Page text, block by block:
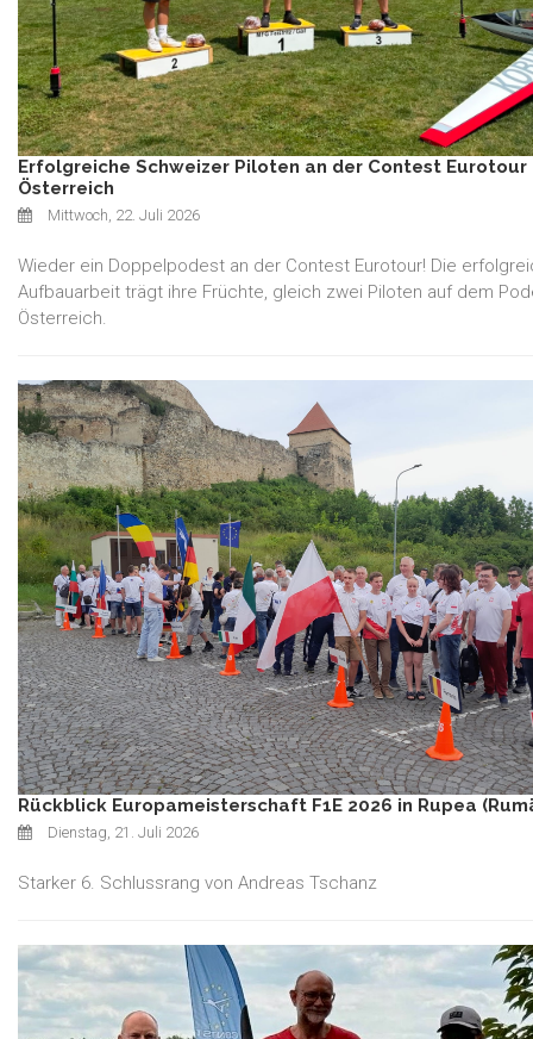
Erfolgreiche Schweizer Piloten an der Contest Eurotour
Österreich
Mittwoch, 22. Juli 2026
Wieder ein Doppelpodest an der Contest Eurotour! Die
Aufbauarbeit trägt ihre Früchte, gleich zwei Piloten auf dem
Österreich.
Rückblick Europameisterschaft F1E 2026 in Rupea
Dienstag, 21. Juli 2026
Starker 6. Schlussrang von Andreas Tschanz